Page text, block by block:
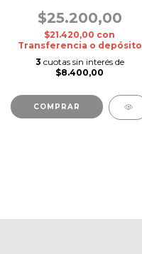
$25.200,00
$21.420,00 con
Transferencia o depósito
3 cuotas sin interés de
$8.400,00
COMPRAR